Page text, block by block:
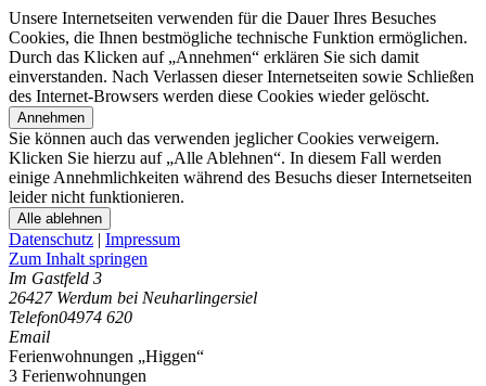
Unsere Internetseiten verwenden für die Dauer Ihres Besuches
Cookies, die Ihnen bestmögliche technische Funktion ermöglichen.
Durch das Klicken auf „Annehmen“ erklären Sie sich damit
einverstanden. Nach Verlassen dieser Internetseiten sowie Schließen
des Internet-Browsers werden diese Cookies wieder gelöscht.
Annehmen
Sie können auch das verwenden jeglicher Cookies verweigern.
Klicken Sie hierzu auf „Alle Ablehnen“. In diesem Fall werden
einige Annehmlichkeiten während des Besuchs dieser Internetseiten
leider nicht funktionieren.
Alle ablehnen
Datenschutz | Impressum
Zum Inhalt springen
Im Gastfeld 3
26427 Werdum bei Neuharlingersiel
Telefon04974 620
Email
Ferienwohnungen „Higgen“
3 Ferienwohnungen